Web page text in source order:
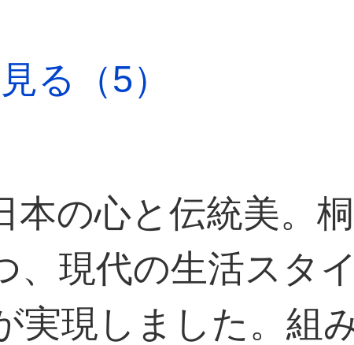
る（5）
の心と伝統美。
、現代の生活スタ
実現しました。組